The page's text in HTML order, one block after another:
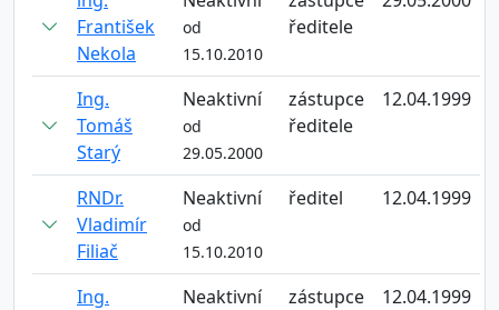
František
Nekola
od
15.10.2010
ředitele
Ing.
Tomáš
Starý
Neaktivní
od
29.05.2000
zástupce
ředitele
12.04.1999
RNDr.
Vladimír
Filiač
Neaktivní
od
15.10.2010
ředitel 12.04.1999
Ing.
Neaktivní
zástupce
12.04.1999